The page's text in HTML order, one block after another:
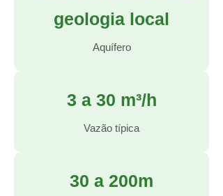
geologia local
Aquífero
3 a 30 m³/h
Vazão típica
30 a 200m